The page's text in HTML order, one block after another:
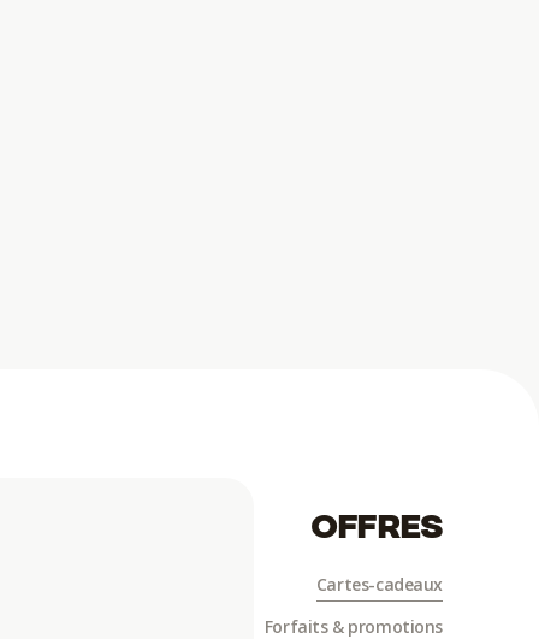
OFFRES
Cartes-cadeaux
Forfaits & promotions